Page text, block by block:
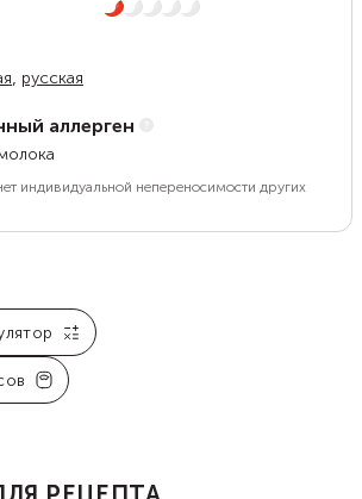
1 из 5
, русская
аллерген
индивидуальной непереносимости других